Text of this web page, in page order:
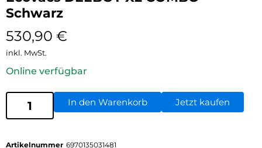
Schwarz
530,90 €
inkl. MwSt.
Online verfügbar
In den Warenkorb Jetzt kaufen
Artikelnummer 6970135031481